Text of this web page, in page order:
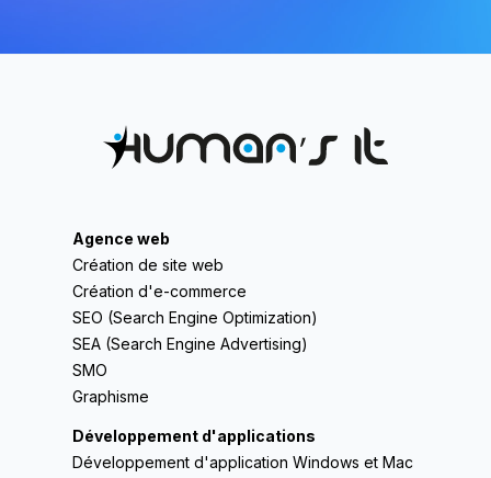
Agence web
Création de site web
Création d'e-commerce
SEO (Search Engine Optimization)
SEA (Search Engine Advertising)
SMO
Graphisme
Développement d'applications
Développement d'application Windows et Mac